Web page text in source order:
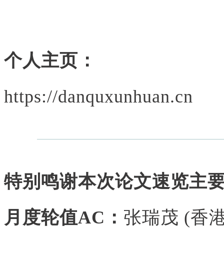
个人主页：
https://danquxunhuan.cn
特别鸣谢本次论文速览主
月度轮值AC： 张瑞茂 (香